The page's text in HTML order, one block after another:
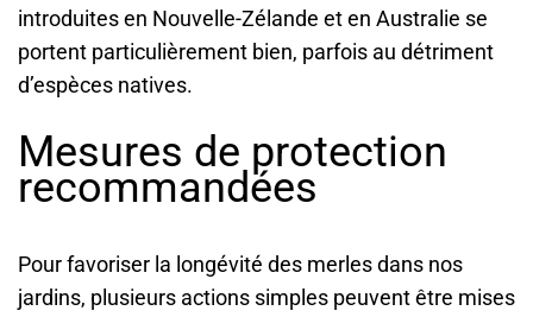
introduites en Nouvelle-Zélande et en Australie se
portent particulièrement bien, parfois au détriment
d’espèces natives.
Mesures de protection
recommandées
Pour favoriser la longévité des merles dans nos
jardins, plusieurs actions simples peuvent être mises